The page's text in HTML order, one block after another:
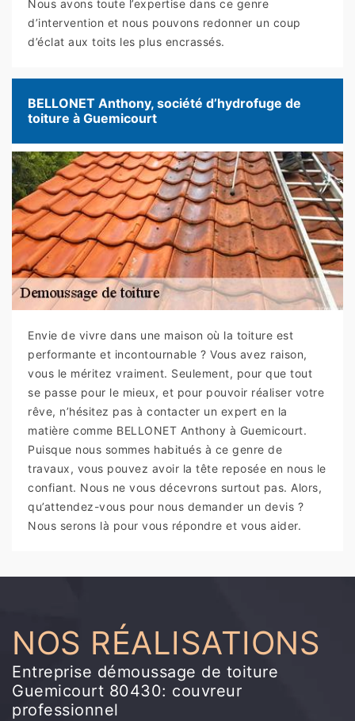
Nous avons toute l’expertise dans ce genre
d’intervention et nous pouvons redonner un coup
d’éclat aux toits les plus encrassés.
BELLONET Anthony, société d’hydrofuge de
toiture à Guemicourt
Envie de vivre dans une maison où la toiture est
performante et incontournable ? Vous avez raison,
vous le méritez vraiment. Seulement, pour que tout
se passe pour le mieux, et pour pouvoir réaliser votre
rêve, n’hésitez pas à contacter un expert en la
matière comme BELLONET Anthony à Guemicourt.
Puisque nous sommes habitués à ce genre de
travaux, vous pouvez avoir la tête reposée en nous le
confiant. Nous ne vous décevrons surtout pas. Alors,
qu’attendez-vous pour nous demander un devis ?
Nous serons là pour vous répondre et vous aider.
NOS RÉALISATIONS
Entreprise démoussage de toiture
Guemicourt 80430: couvreur
professionnel